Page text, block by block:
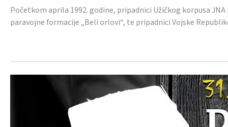
Početkom aprila 1992. godine, pripadnici Užičkog korpusa
paravojne formacije „Beli orlovi“, te pripadnici Vojske